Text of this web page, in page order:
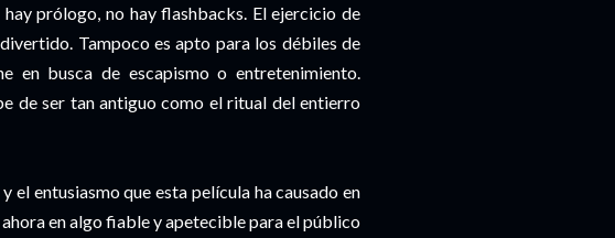
prólogo, no hay flashbacks. El ejercicio de
Tampoco es apto para los débiles de
en busca de escapismo o entretenimiento.
de ser tan antiguo como el ritual del entierro
el entusiasmo que esta película ha causado en
en algo fiable y apetecible para el público